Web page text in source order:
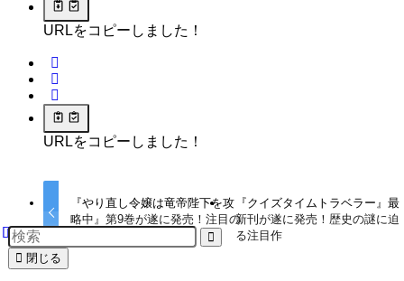
URLをコピーしました！
URLをコピーしました！
『やり直し令嬢は竜帝陛下を攻
略中』第9巻が遂に発売！注目の
『クイズタイムトラベラー』最
新刊が遂に発売！歴史の謎に迫
る注目作
閉じる